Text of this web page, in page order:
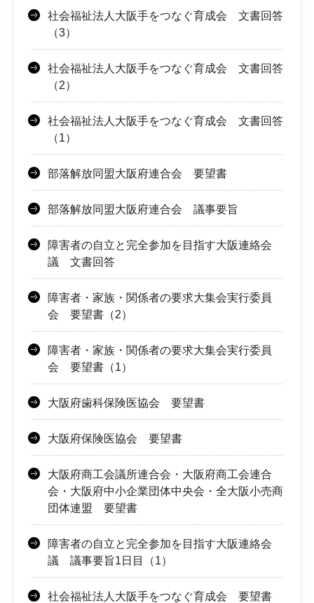
社会福祉法人大阪手をつなぐ育成会 文書回答
（3）
社会福祉法人大阪手をつなぐ育成会 文書回答
（2）
社会福祉法人大阪手をつなぐ育成会 文書回答
（1）
部落解放同盟大阪府連合会 要望書
部落解放同盟大阪府連合会 議事要旨
障害者の自立と完全参加を目指す大阪連絡会
議 文書回答
障害者・家族・関係者の要求大集会実行委員
会 要望書（2）
障害者・家族・関係者の要求大集会実行委員
会 要望書（1）
大阪府歯科保険医協会 要望書
大阪府保険医協会 要望書
大阪府商工会議所連合会・大阪府商工会連合
会・大阪府中小企業団体中央会・全大阪小売商
団体連盟 要望書
障害者の自立と完全参加を目指す大阪連絡会
議 議事要旨1日目（1）
社会福祉法人大阪手をつなぐ育成会 要望書